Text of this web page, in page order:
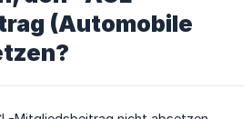
(Automobile